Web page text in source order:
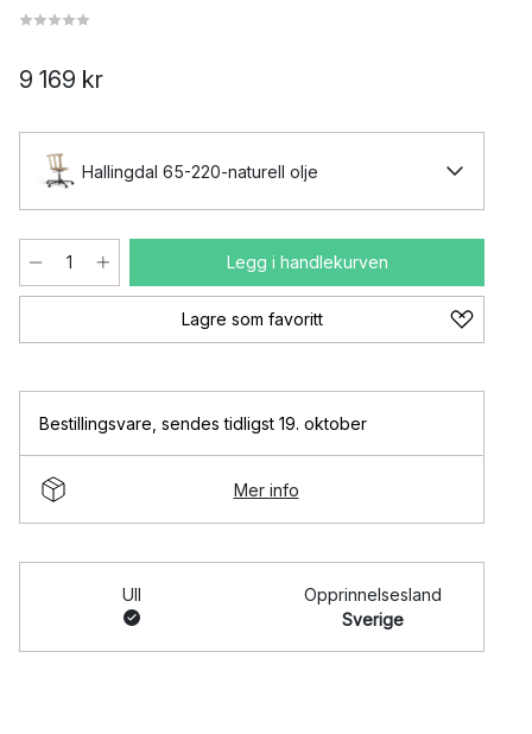
9 169 kr
Hallingdal 65-220-naturell olje
Legg i handlekurven
Lagre som favoritt
Bestillingsvare sendes tidligst 19. oktober
Mer info
Ull
Opprinnelsesland
Sverige